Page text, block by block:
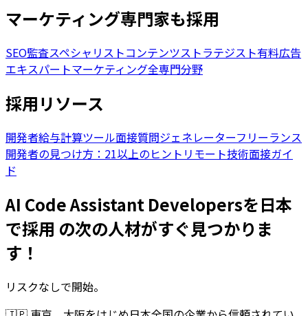
マーケティング専門家も採用
SEO監査スペシャリストコンテンツストラテジスト有料広告
エキスパートマーケティング全専門分野
採用リソース
開発者給与計算ツール面接質問ジェネレーターフリーランス
開発者の見つけ方：21以上のヒント リモート技術面接ガイ
ド
AI Code Assistant Developersを日本
で採用 の次の人材がすぐ見つかりま
す！
リスクなしで開始。